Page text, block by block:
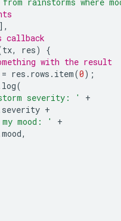
rainstorms where
],
callback
tx, res)
{
with the result
= res . rows . item(0);
log(
severity: '
+
severity +
mood: '
+
mood,